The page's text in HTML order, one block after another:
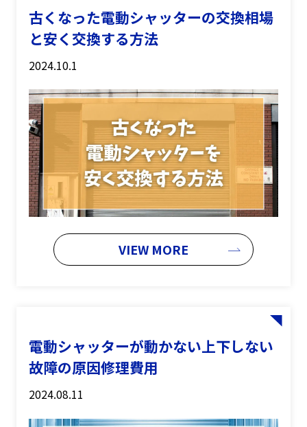
古くなった電動シャッターの交換相場
と安く交換する方法
2024.10.1
VIEW MORE
電動シャッターが動かない上下しない
故障の原因修理費用
2024.08.11